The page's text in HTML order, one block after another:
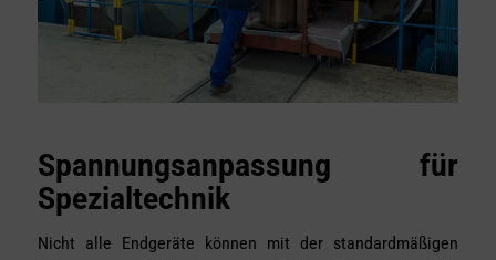
Spannungsanpassung für
Spezialtechnik
Nicht alle Endgeräte können mit der standardmäßigen